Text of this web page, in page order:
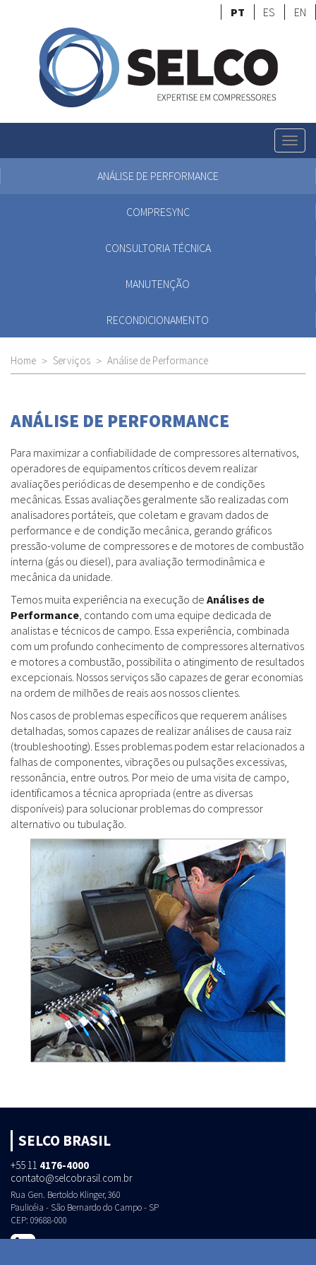
PT ES EN
ANÁLISE DE PERFORMANCE
COMPRESYNC
CONSULTORIA TÉCNICA
MANUTENÇÃO
RECONDICIONAMENTO
Home Serviços Análise de Performance
ANÁLISE DE PERFORMANCE
Para maximizar a confiabilidade de compressores alternativos,
operadores de equipamentos críticos devem realizar
avaliações periódicas de desempenho e de condições
mecânicas. Essas avaliações geralmente são realizadas com
analisadores portáteis, que coletam e gravam dados de
performance e de condição mecânica, gerando gráficos
pressão-volume de compressores e de motores de combustão
interna (gás ou diesel), para avaliação termodinâmica e
mecânica da unidade.
Temos muita experiência na execução de Análises de
Performance, contando com uma equipe dedicada de
analistas e técnicos de campo. Essa experiência, combinada
com um profundo conhecimento de compressores alternativos
e motores a combustão, possibilita o atingimento de resultados
excepcionais. Nossos serviços são capazes de gerar economias
na ordem de milhões de reais aos nossos clientes.
Nos casos de problemas específicos que requerem análises
detalhadas, somos capazes de realizar análises de causa raiz
(troubleshooting). Esses problemas podem estar relacionados a
falhas de componentes, vibrações ou pulsações excessivas,
ressonância, entre outros. Por meio de uma visita de campo,
identificamos a técnica apropriada (entre as diversas
disponíveis) para solucionar problemas do compressor
alternativo ou tubulação.
SELCO BRASIL
+55 11 4176-4000
contato@selcobrasil.com.br
Rua Gen. Bertoldo Klinger, 360
Paulicéia - São Bernardo do Campo - SP
CEP: 09688-000